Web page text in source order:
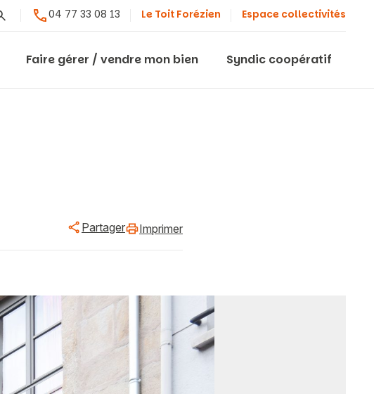
04 77 33 08 13 Le Toit Forézien Espace collectivités
Faire gérer / vendre mon bien Syndic coopératif
Partager Imprimer